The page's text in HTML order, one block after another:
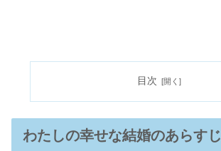
目次
わたしの幸せな結婚のあらすじ